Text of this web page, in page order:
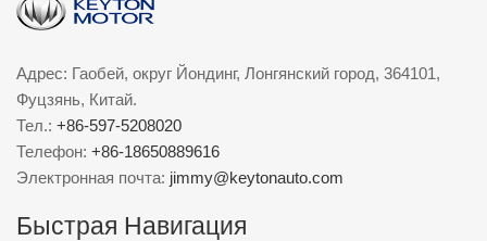
Адрес: Гаобей, округ Йондинг, Лонгянский город, 364101,
Фуцзянь, Китай.
Тел.: +86-597-5208020
Телефон: +86-18650889616
Электронная почта: jimmy@keytonauto.com
Быстрая Навигация